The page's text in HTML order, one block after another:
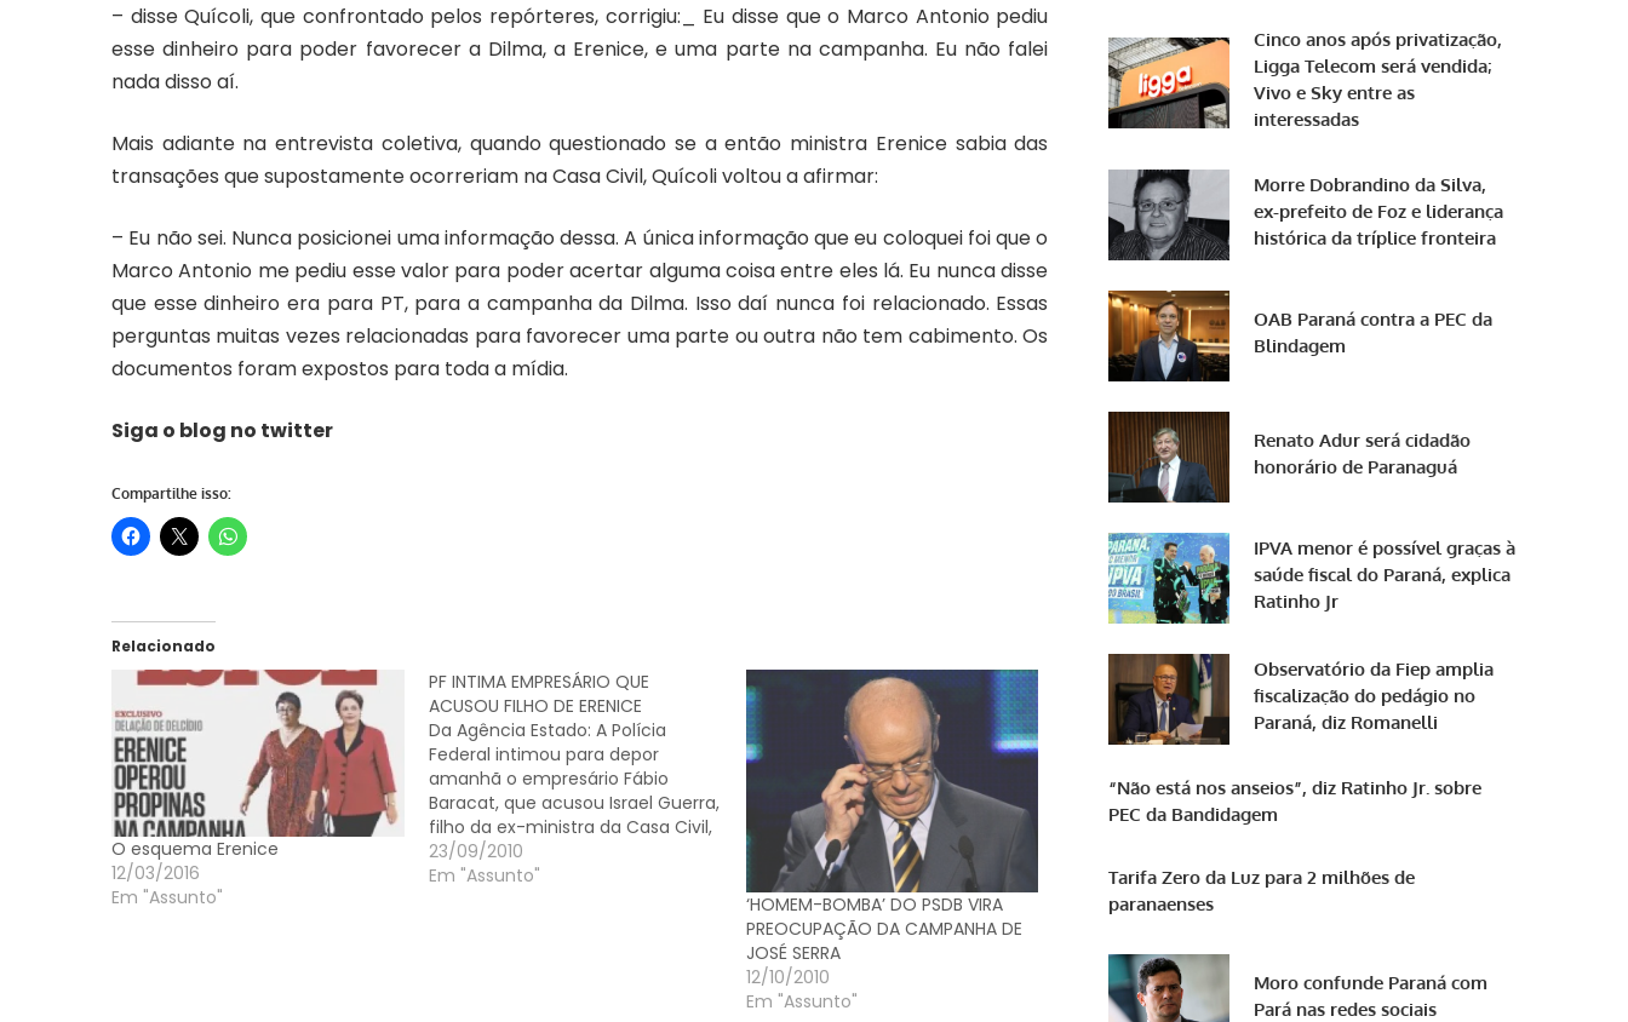
– disse Quícoli, que confrontado pelos repórteres, corrigiu:_ Eu disse que o Marco Antonio pediu
esse dinheiro para poder favorecer a Dilma, a Erenice, e uma parte na campanha. Eu não falei
nada disso aí.
Mais adiante na entrevista coletiva, quando questionado se a então ministra Erenice sabia das
transações que supostamente ocorreriam na Casa Civil, Quícoli voltou a afirmar:
– Eu não sei. Nunca posicionei uma informação dessa. A única informação que eu coloquei foi que o
Marco Antonio me pediu esse valor para poder acertar alguma coisa entre eles lá. Eu nunca disse
que esse dinheiro era para PT, para a campanha da Dilma. Isso daí nunca foi relacionado. Essas
perguntas muitas vezes relacionadas para favorecer uma parte ou outra não tem cabimento. Os
documentos foram expostos para toda a mídia.
Siga o blog no twitter
Compartilhe isso:
Relacionado
O esquema Erenice
12/03/2016
Em "Assunto"
PF INTIMA EMPRESÁRIO QUE
ACUSOU FILHO DE ERENICE
Da Agência Estado: A Polícia
Federal intimou para depor
amanhã o empresário Fábio
Baracat, que acusou Israel Guerra,
filho da ex-ministra da Casa Civil,
Erenice Guerra, de cobrar "taxa de
sucesso" e pagamentos mensais
23/09/2010
Em "Assunto"
‘HOMEM-BOMBA’ DO PSDB VIRA
PREOCUPAÇÃO DA CAMPANHA DE
JOSÉ SERRA
12/10/2010
Em "Assunto"
Cinco anos após privatização,
Ligga Telecom será vendida;
Vivo e Sky entre as
interessadas
Morre Dobrandino da Silva,
ex-prefeito de Foz e liderança
histórica da tríplice fronteira
OAB Paraná contra a PEC da
Blindagem
Renato Adur será cidadão
honorário de Paranaguá
IPVA menor é possível graças à
saúde fiscal do Paraná, explica
Ratinho Jr
Observatório da Fiep amplia
fiscalização do pedágio no
Paraná, diz Romanelli
“Não está nos anseios”, diz Ratinho Jr. sobre
PEC da Bandidagem
Tarifa Zero da Luz para 2 milhões de
paranaenses
Moro confunde Paraná com
Pará nas redes sociais